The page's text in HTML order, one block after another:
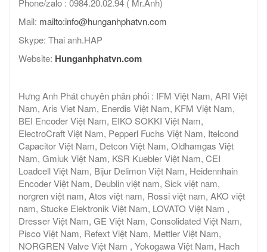
Phone/zalo : 0984.20.02.94 ( Mr.Anh)
Mail: mailto:info@hunganhphatvn.com
Skype: Thai anh.HAP
Website: Hunganhphatvn.com
Hưng Anh Phát chuyên phân phối : IFM Việt Nam, ARI Việt
Nam, Aris Viet Nam, Enerdis Việt Nam, KFM Việt Nam,
BEI Encoder Việt Nam, EIKO SOKKI Việt Nam,
ElectroCraft Việt Nam, Pepperl Fuchs Việt Nam, Itelcond
Capacitor Việt Nam, Detcon Việt Nam, Oldhamgas Việt
Nam, Gmiuk Việt Nam, KSR Kuebler Việt Nam, CEI
Loadcell Việt Nam, Bijur Delimon Việt Nam, Heidennhain
Encoder Việt Nam, Deublin việt nam, Sick việt nam,
norgren việt nam, Atos việt nam, Rossi việt nam, AKO việt
nam, Stucke Elektronik Việt Nam, LOVATO Việt Nam ,
Dresser Việt Nam, GE Việt Nam, Consolidated Việt Nam,
Pisco Việt Nam, Refext Việt Nam, Mettler Việt Nam,
NORGREN Valve Việt Nam , Yokogawa Việt Nam, Hach